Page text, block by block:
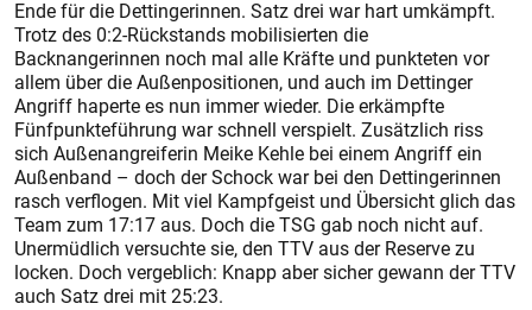
Ende für die Dettingerinnen. Satz drei war hart umkämpft.
Trotz des 0:2-Rückstands mobilisierten die
Backnangerinnen noch mal alle Kräfte und punkteten vor
allem über die Außenpositionen, und auch im Dettinger
Angriff haperte es nun immer wieder. Die erkämpfte
Fünfpunkteführung war schnell verspielt. Zusätzlich riss
sich Außenangreiferin Meike Kehle bei einem Angriff ein
Außenband – doch der Schock war bei den Dettingerinnen
rasch verflogen. Mit viel Kampfgeist und Übersicht glich das
Team zum 17:17 aus. Doch die TSG gab noch nicht auf.
Unermüdlich versuchte sie, den TTV aus der Reserve zu
locken. Doch vergeblich: Knapp aber sicher gewann der TTV
auch Satz drei mit 25:23.